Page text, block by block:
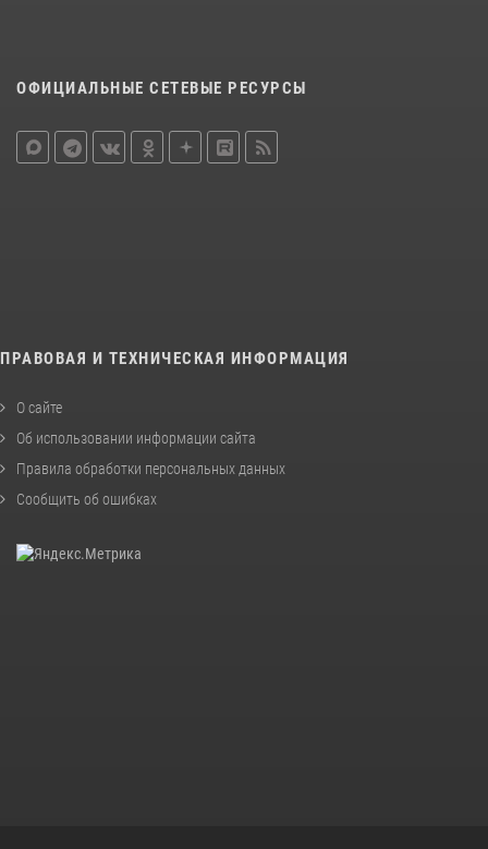
ОФИЦИАЛЬНЫЕ СЕТЕВЫЕ РЕСУРСЫ
ПРАВОВАЯ И ТЕХНИЧЕСКАЯ ИНФОРМАЦИЯ
О сайте
Об использовании информации сайта
Правила обработки персональных данных
Сообщить об ошибках